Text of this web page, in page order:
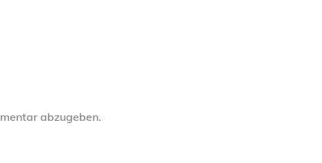
abzugeben.